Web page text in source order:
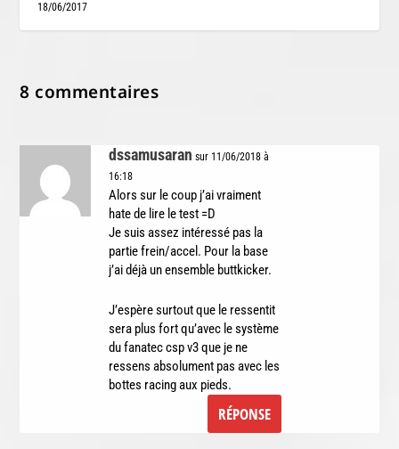
18/06/2017
8 commentaires
dssamusaran sur 11/06/2018 à
16:18
Alors sur le coup j’ai vraiment
hate de lire le test =D
Je suis assez intéressé pas la
partie frein/accel. Pour la base
j’ai déjà un ensemble buttkicker.
J’espère surtout que le ressentit
sera plus fort qu’avec le système
du fanatec csp v3 que je ne
ressens absolument pas avec les
bottes racing aux pieds.
RÉPONSE